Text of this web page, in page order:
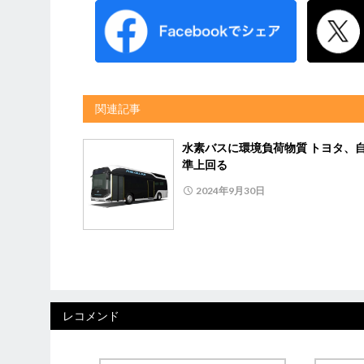
関連記事
水素バスに環境負荷物質 トヨタ、
準上回る
2024年9月30日
レコメンド